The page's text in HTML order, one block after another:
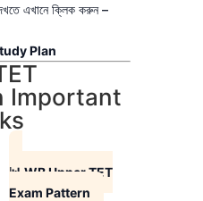
এখানে ক্লিক করুন –
Plan
Important
📊 WB Upper TET
Exam Pattern